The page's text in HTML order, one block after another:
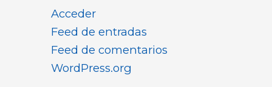
Acceder
Feed de entradas
Feed de comentarios
WordPress.org